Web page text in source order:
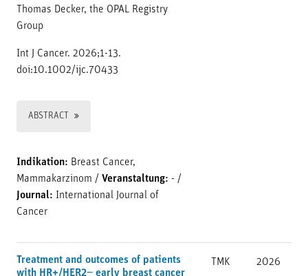
Thomas Decker, the OPAL Registry
Group
Int J Cancer. 2026;1-13.
doi:10.1002/ijc.70433
ABSTRACT
Indikation: Breast Cancer,
Mammakarzinom / Veranstaltung: - /
Journal: International Journal of
Cancer
Treatment and outcomes of patients
with HR+/HER2− early breast cancer
TMK 2026